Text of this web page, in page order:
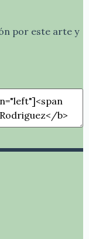
por este arte y